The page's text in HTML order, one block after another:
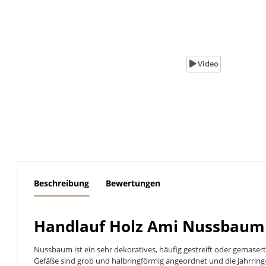
Video
Beschreibung Bewertungen
Handlauf Holz Ami
Nussbaum ist ein sehr dekoratives, häufig gestreift oder
Gefäße sind grob und halbringförmig angeordnet und die